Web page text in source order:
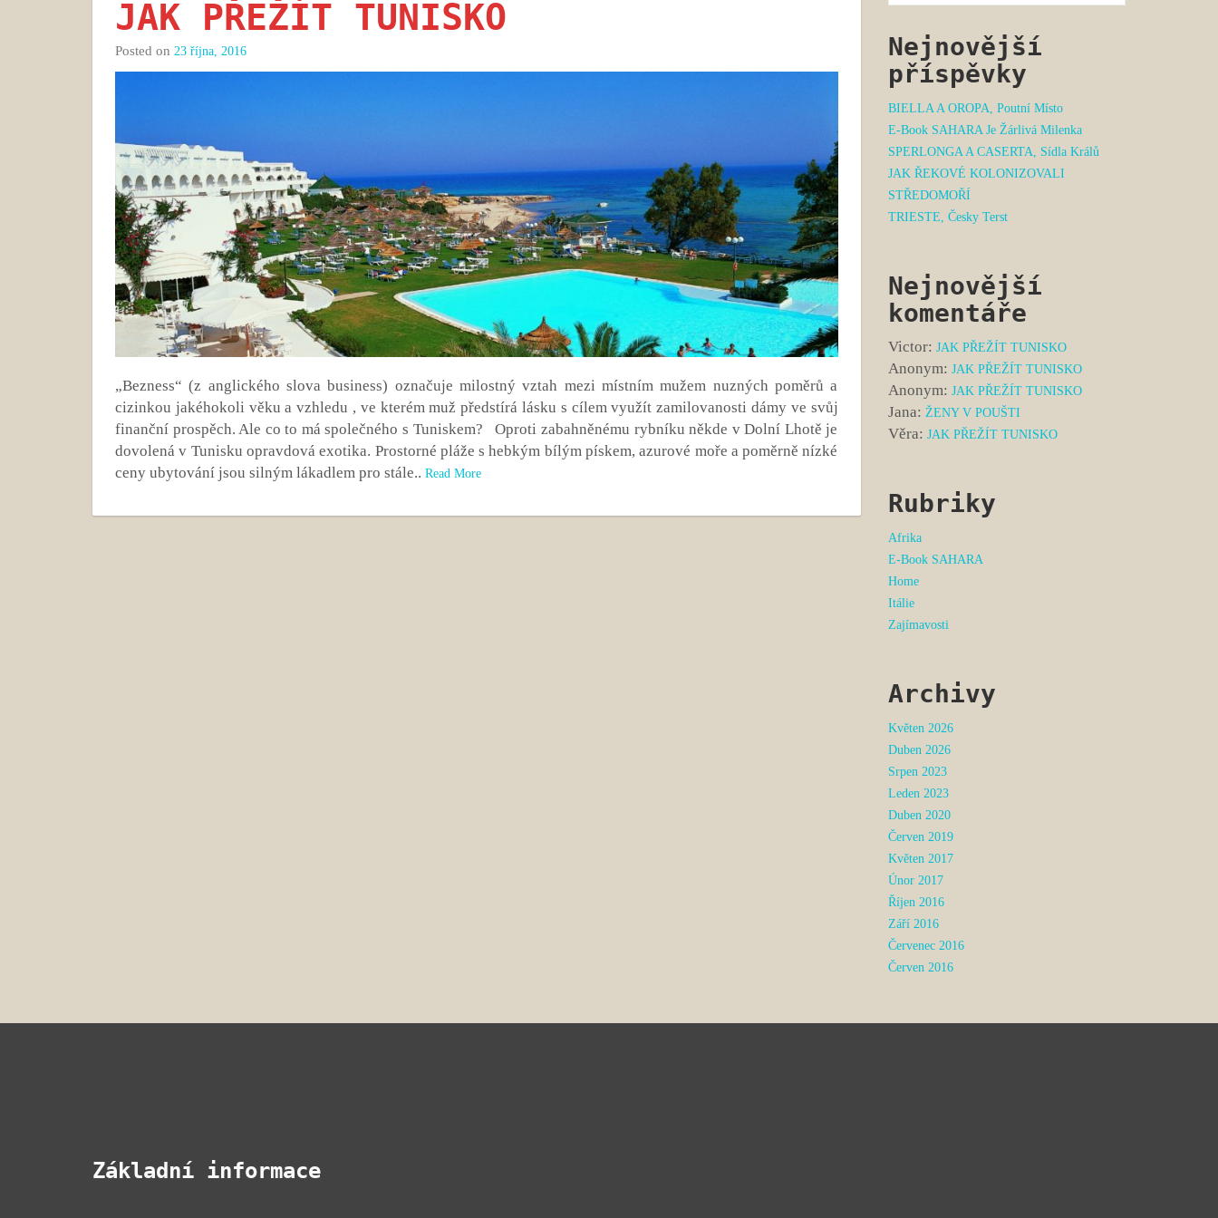
JAK PŘEŽÍT TUNISKO
Posted on 23 října, 2016
„Bezness“ (z anglického slova business) označuje milostný vztah mezi místním mužem nuzných poměrů a
cizinkou jakéhokoli věku a vzhledu , ve kterém muž předstírá lásku s cílem využít zamilovanosti dámy ve svůj
finanční prospěch. Ale co to má společného s Tuniskem? Oproti zabahněnému rybníku někde v Dolní Lhotě je
dovolená v Tunisku opravdová exotika. Prostorné pláže s hebkým bílým pískem, azurové moře a poměrně nízké
ceny ubytování jsou silným lákadlem pro stále.. Read More
Nejnovější
příspěvky
BIELLA A OROPA, Poutní Místo
E-Book SAHARA Je Žárlivá Milenka
SPERLONGA A CASERTA, Sídla Králů
JAK ŘEKOVÉ KOLONIZOVALI
STŘEDOMOŘÍ
TRIESTE, Česky Terst
Nejnovější
komentáře
Victor: JAK PŘEŽÍT TUNISKO
Anonym: JAK PŘEŽÍT TUNISKO
Anonym: JAK PŘEŽÍT TUNISKO
Jana: ŽENY V POUŠTI
Věra: JAK PŘEŽÍT TUNISKO
Rubriky
Afrika
E-Book SAHARA
Home
Itálie
Zajímavosti
Archivy
Květen 2026
Duben 2026
Srpen 2023
Leden 2023
Duben 2020
Červen 2019
Květen 2017
Únor 2017
Říjen 2016
Září 2016
Červenec 2016
Červen 2016
Základní informace